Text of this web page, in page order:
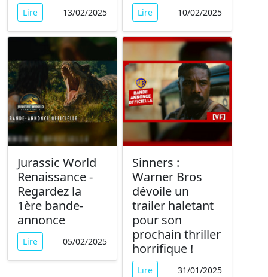
Lire 13/02/2025 Lire 10/02/2025
Jurassic World
Renaissance -
Regardez la
1ère bande-
annonce
Lire 05/02/2025
Sinners :
Warner Bros
dévoile un
trailer haletant
pour son
prochain thriller
horrifique !
Lire 31/01/2025